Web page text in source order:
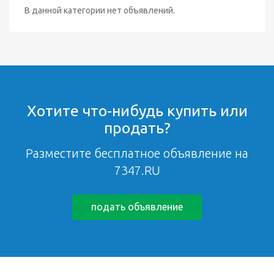
В данной категории нет объявлений.
Хотите что-нибудь купить или
продать?
Разместите бесплатное объявление на
7347.RU
подать объявление